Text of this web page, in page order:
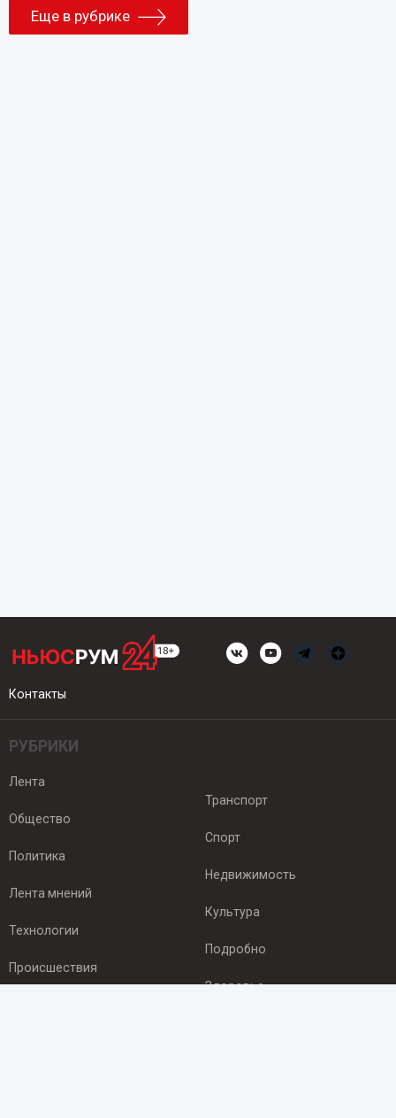
Еще в рубрике
Контакты
РУБРИКИ
Лента
Общество
Политика
Лента мнений
Технологии
Происшествия
Транспорт
Спорт
Недвижимость
Культура
Подробно
Здоровье